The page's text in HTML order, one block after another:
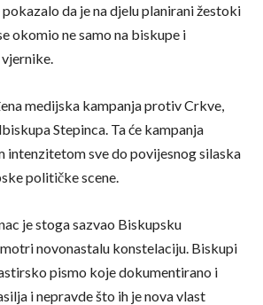
da je na djelu planirani žestoki
okomio ne samo na biskupe i
medijska kampanja protiv Crkve,
Stepinca. Ta će kampanja
sve do povijesnog silaska
političke scene.
je stoga sazvao Biskupsku
novonastalu konstelaciju. Biskupi
pismo koje dokumentirano i
i nepravde što ih je nova vlast